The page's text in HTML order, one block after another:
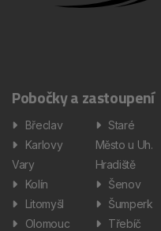
Pobočky a zastoupení
Břeclav
Karlovy
Vary
Kolín
Litomyšl
Olomouc
Staré
Město u Uh.
Hradiště
Šenov
Šumperk
Třebíč